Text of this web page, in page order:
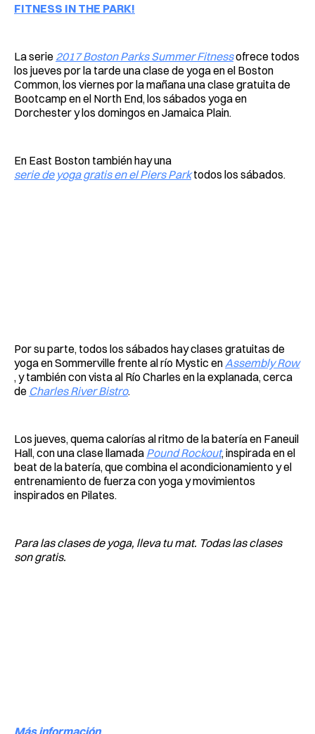
FITNESS IN THE PARK!
La serie 2017 Boston Parks Summer Fitnessofrece todos
los jueves por la tarde una clase de yoga en el Boston
Common, los viernes por la mañana una clase gratuita de
Bootcamp en el North End, los sábados yoga en
Dorchester y los domingos en Jamaica Plain.
En East Boston también hay una
serie de yoga gratis en el Piers Parktodos los sábados.
Por su parte, todos los sábados hay clases gratuitas de
yoga en Sommerville frente al rí­o Mystic en Assembly Row
, y también con vista al Río Charles en la explanada, cerca
de Charles River Bistro.
Los jueves, quema calorías al ritmo de la batería en Faneuil
Hall, con una clase llamada Pound Rockout, inspirada en el
beat de la batería, que combina el acondicionamiento y el
entrenamiento de fuerza con yoga y movimientos
inspirados en Pilates.
Para las clases de yoga, lleva tu mat. Todas las clases
son gratis.
Más información